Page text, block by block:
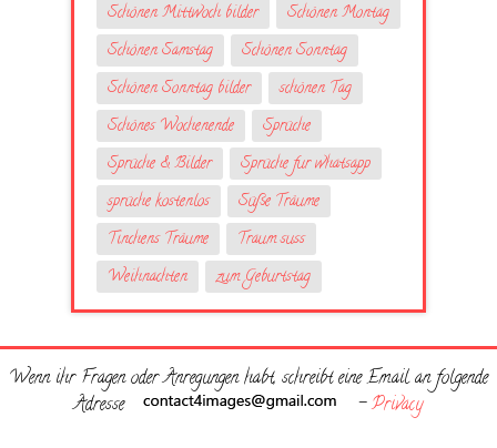
Schönen Mittwoch bilder
Schönen Montag
Schönen Samstag
Schönen Sonntag
Schönen Sonntag bilder
schönen Tag
Schönes Wochenende
Sprüche
Sprüche & Bilder
Sprüche fur whatsapp
sprüche kostenlos
Süße Träume
Tinchens Träume
Traum suss
Weihnachten
zum Geburtstag
Wenn ihr Fragen oder Anregungen habt, schreibt eine Email an folgende
Adresse
-Privacy